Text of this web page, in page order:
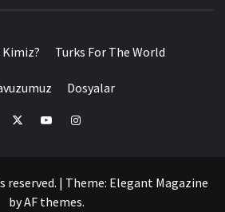
Kimiz? Turks For The World
Dosyalar
reserved. | Theme: Elegant Magazine
byAF themes.